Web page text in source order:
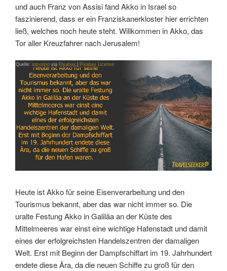
und auch Franz von Assisi fand Akko in Israel so
faszinierend, dass er ein Franziskanerkloster hier errichten
ließ, welches noch heute steht. Willkommen in Akko, das
Tor aller Kreuzfahrer nach Jerusalem!
Quelle:inmorino via Pixabay|Pixabay License
Link Embed
Heute ist Akko für seine Eisenverarbeitung und den
Tourismus bekannt, aber das war nicht immer so. Die
uralte Festung Akko in Galiläa an der Küste des
Mittelmeeres war einst eine wichtige Hafenstadt und damit
eines der erfolgreichsten Handelszentren der damaligen
Welt. Erst mit Beginn der Dampfschiffart im 19. Jahrhundert
endete diese Ära, da die neuen Schiffe zu groß für den